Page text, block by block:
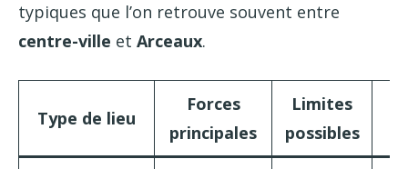
typiques que l’on retrouve souvent entre
centre-ville et Arceaux.
Type de lieu
Forces
principales
Limites
possibles